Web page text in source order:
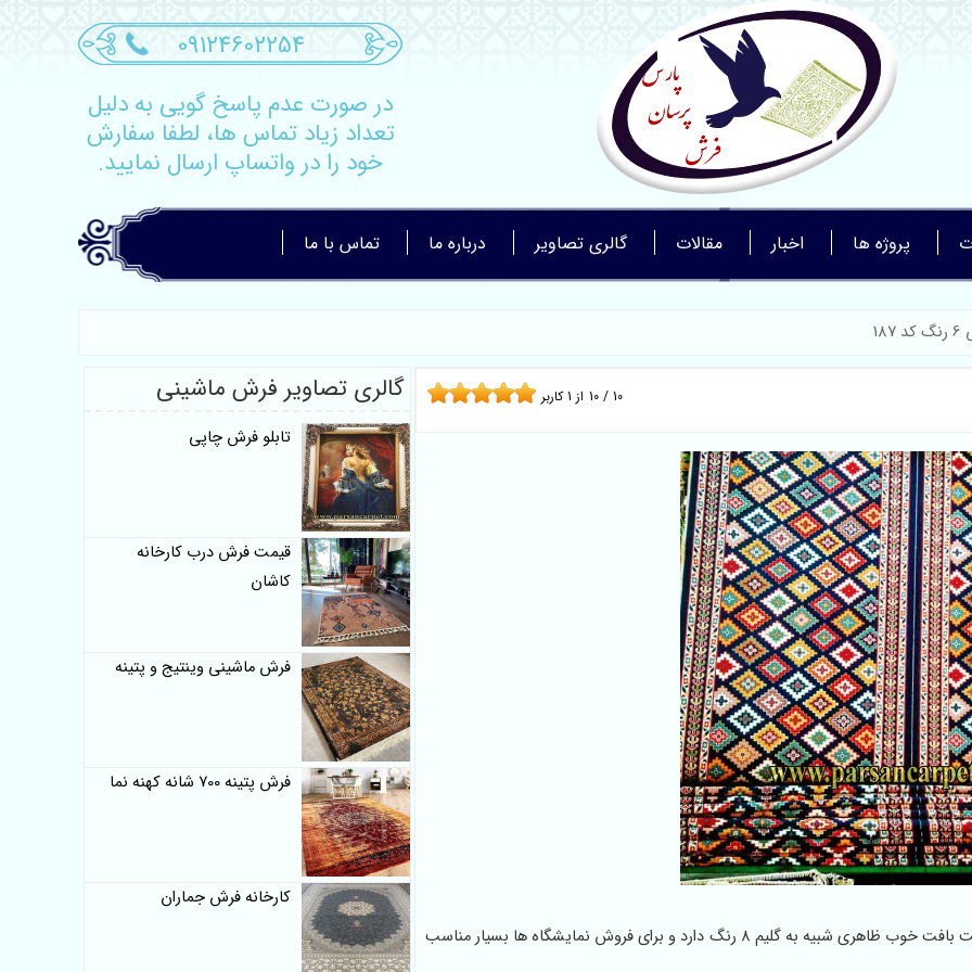
09124602254
در صورت عدم پاسخ گویی به دلیل
تعداد زیاد تماس ها، لطفا سفارش
خود را در واتساپ ارسال نمایید.
پروژه ها اخبار مقالات گالری تصاویر درباره ما تماس با ما
10 / 10 از 1کاربر
مدل جدید و زیبای گلیم ماشینی 6 رنگ کد با طراحی زیبا و کیفیت بافت خوب ظاهری شبیه به گلیم 8 رنگ دارد و برای فروش نمایشگاه ها بسیار مناسب
گالری تصاویر فرش ماشینی
تابلو فرش چاپی
قیمت فرش درب کارخانه
کاشان
فرش ماشینی وینتیج و پتینه
فرش پتینه 700 شانه کهنه نما
کارخانه فرش جماران